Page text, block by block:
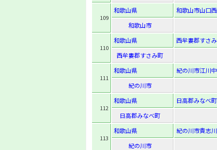
109
和歌山県
和歌山市山口
和歌山市
110
和歌山県
西牟婁郡すさ
西牟婁郡すさみ町
111
和歌山県
紀の川市江川
紀の川市
112
和歌山県
日高郡みなべ
日高郡みなべ町
113
和歌山県
紀の川市貴志
紀の川市